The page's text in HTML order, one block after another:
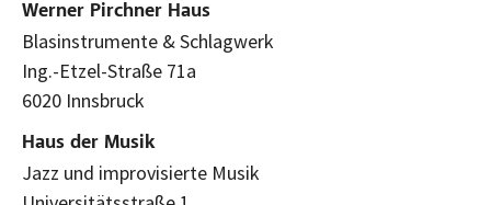
Werner Pirchner Haus
Blasinstrumente & Schlagwerk
Ing.-Etzel-Straße 71a
6020 Innsbruck
Haus der Musik
Jazz und improvisierte Musik